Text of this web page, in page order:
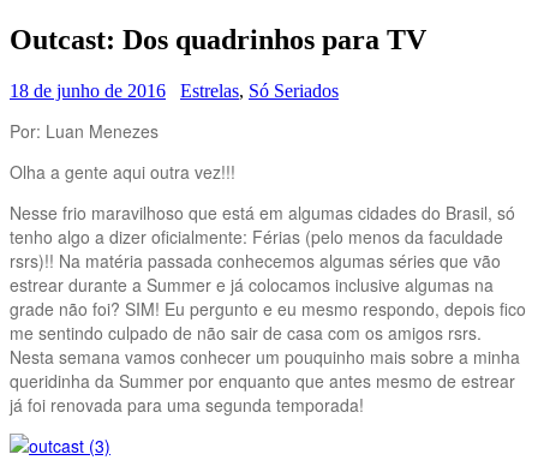
Outcast: Dos quadrinhos para TV
18 de junho de 2016 Estrelas, Só Seriados
Por: Luan Menezes
Olha a gente aqui outra vez!!!
Nesse frio maravilhoso que está em algumas cidades do Brasil, só
tenho algo a dizer oficialmente: Férias (pelo menos da faculdade
rsrs)!! Na matéria passada conhecemos algumas séries que vão
estrear durante a Summer e já colocamos inclusive algumas na
grade não foi? SIM! Eu pergunto e eu mesmo respondo, depois fico
me sentindo culpado de não sair de casa com os amigos rsrs.
Nesta semana vamos conhecer um pouquinho mais sobre a minha
queridinha da Summer por enquanto que antes mesmo de estrear
já foi renovada para uma segunda temporada!